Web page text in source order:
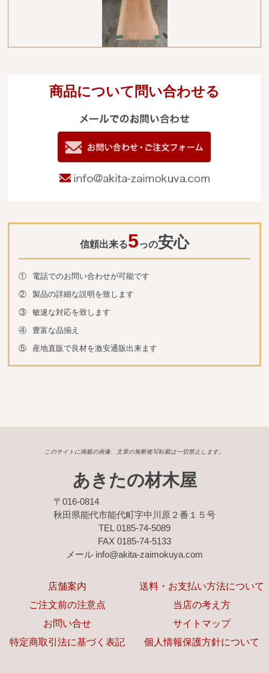
商品について問い合わせる
info@akita-
信頼出来る5っの安心
①
電話でのお問い合わせが可能です
②
製品の詳細な説明を致します
③
敏速な対応を致します
④
豊富な品揃え
⑤
産地直販で良材を激安通販出来ます
このサイトに掲載の画像、文章の無断複写転載は一切禁止します。
あきたの材木屋
〒016-0814
秋田県能代市能代町字中川原２番１５号
TEL 0185-74-5089
FAX 0185-74-5133
メール info@akita-zaimokuya.com
店舗案内
送料・お支払い方法について
ご注文前の注意点
当店の考え方
お問い合せ
サイトマップ
特定商取引法に基づく表記
個人情報保護方針について